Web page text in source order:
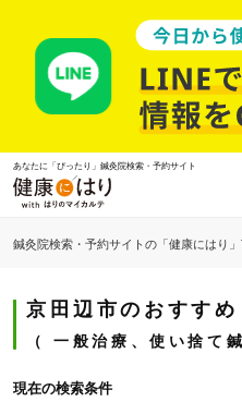
あなたに「ぴったり」鍼灸院検索・予約サイト
鍼灸院検索・予約サイトの「健康にはり
京田辺市のおすす
一般治療、使い捨て
現在の検索条件